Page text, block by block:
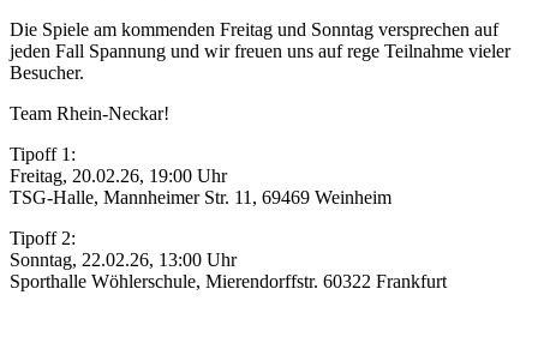
Die Spiele am kommenden Freitag und Sonntag versprechen auf
jeden Fall Spannung und wir freuen uns auf rege Teilnahme vieler
Besucher.
Team Rhein-Neckar!
Tipoff 1:
Freitag, 20.02.26, 19:00 Uhr
TSG-Halle, Mannheimer Str. 11, 69469 Weinheim
Tipoff 2:
Sonntag, 22.02.26, 13:00 Uhr
Sporthalle Wöhlerschule, Mierendorffstr. 60322 Frankfurt